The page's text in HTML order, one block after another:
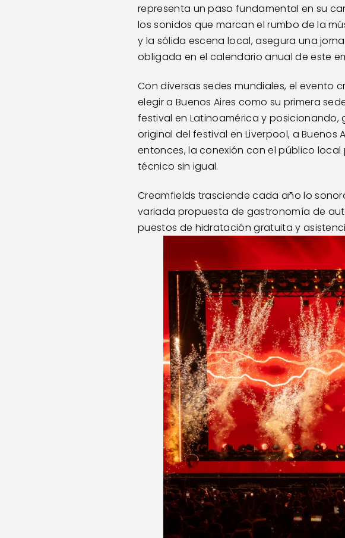
representa un paso fundamental en su
los sonidos que marcan el rumbo de la
y la sólida escena local, asegura una
obligada en el calendario anual de este
Con diversas sedes mundiales, el evento
elegir a Buenos Aires como su primera
festival en Latinoamérica y
original del festival en Liverpool, a
entonces, la conexión con el público
técnico sin igual.
Creamfields trasciende cada año lo
variada propuesta de gastronomía de
puestos de hidratación gratuita y